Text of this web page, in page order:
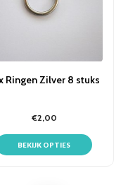
Ringen Zilver 8 stuks
€2,00
BEKIJK OPTIES